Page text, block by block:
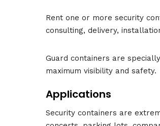
Rent one or more security
consulting, delivery,
Guard containers are
maximum visibility and safety.
Applications
Security containers are